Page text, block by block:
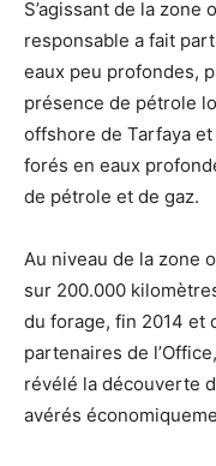
S’agissant de la zone
responsable a fait
eaux peu profondes,
présence de pétrole
offshore de Tarfaya
forés en eaux
de pétrole et de gaz.
Au niveau de la zone
sur 200.000
du forage, fin 2014 et
partenaires de
révélé la découverte
avérés